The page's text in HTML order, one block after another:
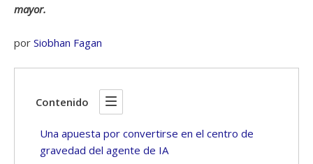
mayor.
por Siobhan Fagan
Contenido
Una apuesta por convertirse en el centro de
gravedad del agente de IA